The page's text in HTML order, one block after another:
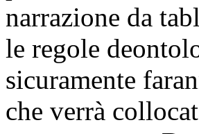
narrazione da
le regole
sicuramente
che verrà